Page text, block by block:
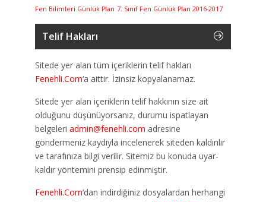
Fen Bilimleri Günlük Plan 7. Sınıf Fen Günlük Plan 2016-2017
Telif Hakları
Sitede yer alan tüm içeriklerin telif hakları
Fenehli.Com‘a aittir. İzinsiz kopyalanamaz.
Sitede yer alan içeriklerin telif hakkının size ait
olduğunu düşünüyorsanız, durumu ispatlayan
belgeleri admin@fenehli.com adresine
göndermeniz kaydıyla incelenerek siteden kaldırılır
ve tarafınıza bilgi verilir. Sitemiz bu konuda uyar-
kaldır yöntemini prensip edinmiştir.
Fenehli.Com‘dan indirdiğiniz dosyalardan herhangi